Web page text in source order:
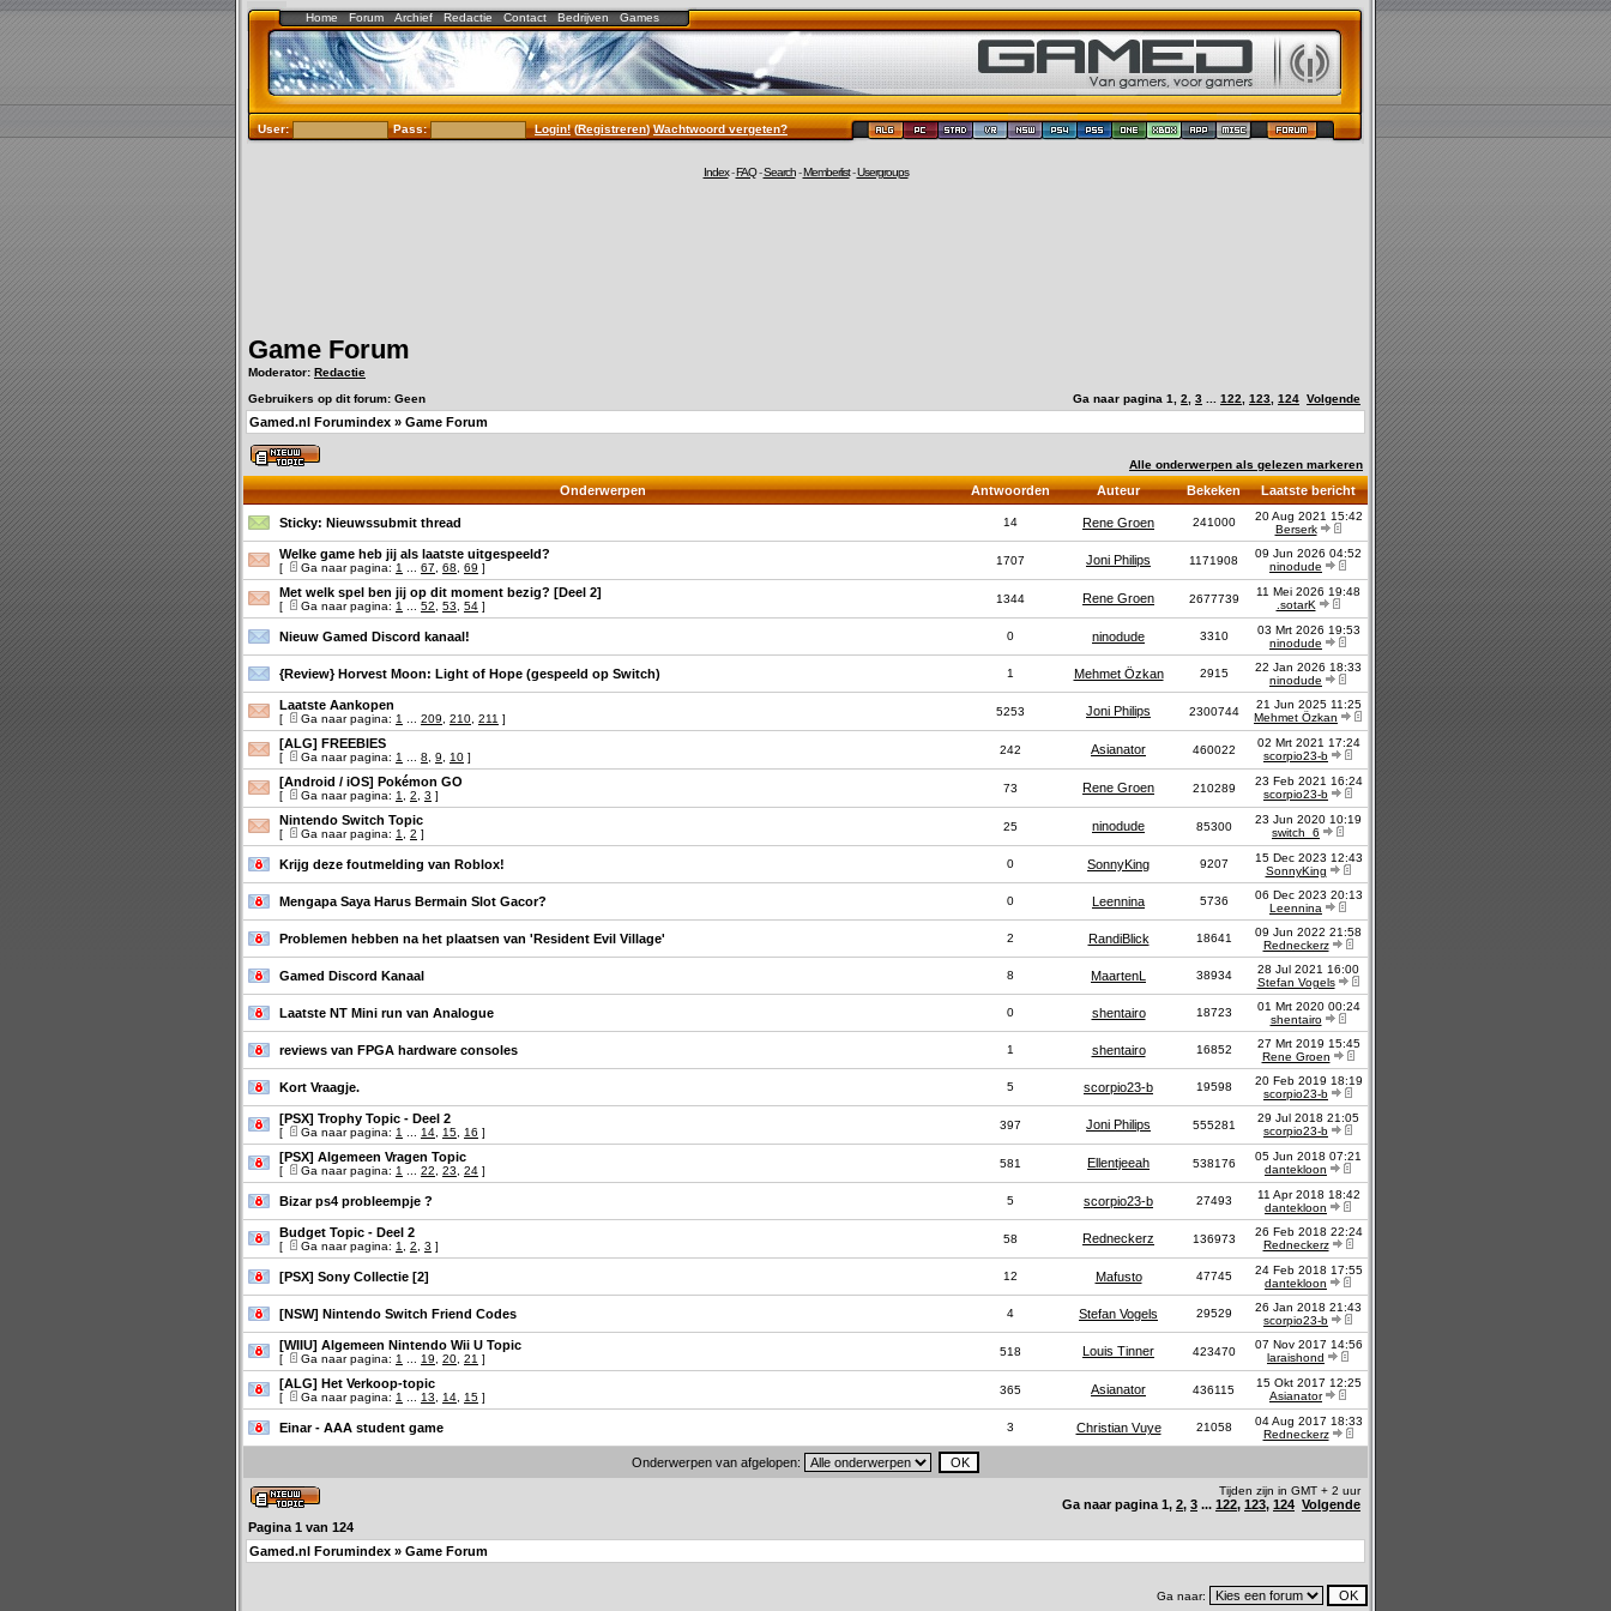
Home Forum Archief Redactie Contact Bedrijven Games
User: Pass: Login!(Registreren)Wachtwoord vergeten?
Index-FAQ-Search-Memberlist-Usergroups
Game Forum
Moderator: Redactie
Gebruikers op dit forum: Geen
Ga naar pagina 1 2 3 122 123 124 Volgende
Gamed.nl Forumindex » Game Forum
Alle onderwerpen als gelezen markeren
Onderwerpen Antwoorden Auteur Bekeken Laatste bericht
Sticky: Nieuwssubmit thread 14 Rene Groen 241000
20 Aug 2021 15:42
Berserk
Welke game heb jij als laatste uitgespeeld?
[ Ga naar pagina: 1 67 68 69 ]
1707 Joni Philips 1171908
09 Jun 2026 04:52
ninodude
Met welk spel ben jij op dit moment bezig? [Deel 2]
[ Ga naar pagina: 1 52 53 54 ]
1344 Rene Groen 2677739
11 Mei 2026 19:48
.sotarK
Nieuw Gamed Discord kanaal! 0 ninodude 3310
03 Mrt 2026 19:53
ninodude
{Review} Horvest Moon: Light of Hope (gespeeld op Switch) 1 Mehmet Özkan 2915
22 Jan 2026 18:33
ninodude
Laatste Aankopen
[ Ga naar pagina: 1 209 210 211 ]
5253 Joni Philips 2300744
21 Jun 2025 11:25
Mehmet Özkan
[ALG] FREEBIES
[ Ga naar pagina: 1 8 9 10 ]
242 Asianator 460022
02 Mrt 2021 17:24
scorpio23-b
[Android / iOS] Pokémon GO
[ Ga naar pagina: 1 2 3 ]
73 Rene Groen 210289
23 Feb 2021 16:24
scorpio23-b
Nintendo Switch Topic
[ Ga naar pagina: 1 2 ]
25 ninodude 85300
23 Jun 2020 10:19
switch_6
Krijg deze foutmelding van Roblox! 0 SonnyKing 9207
15 Dec 2023 12:43
SonnyKing
Mengapa Saya Harus Bermain Slot Gacor? 0 Leennina 5736
06 Dec 2023 20:13
Leennina
Problemen hebben na het plaatsen van 'Resident Evil Village' 2 RandiBlick 18641
09 Jun 2022 21:58
Redneckerz
Gamed Discord Kanaal 8 MaartenL 38934
28 Jul 2021 16:00
Stefan Vogels
Laatste NT Mini run van Analogue 0 shentairo 18723
01 Mrt 2020 00:24
shentairo
reviews van FPGA hardware consoles 1 shentairo 16852
27 Mrt 2019 15:45
Rene Groen
Kort Vraagje. 5 scorpio23-b 19598
20 Feb 2019 18:19
scorpio23-b
[PSX] Trophy Topic - Deel 2
[ Ga naar pagina: 1 14 15 16 ]
397 Joni Philips 555281
29 Jul 2018 21:05
scorpio23-b
[PSX] Algemeen Vragen Topic
[ Ga naar pagina: 1 22 23 24 ]
581 Ellentjeeah 538176
05 Jun 2018 07:21
dantekloon
Bizar ps4 probleempje ? 5 scorpio23-b 27493
11 Apr 2018 18:42
dantekloon
Budget Topic - Deel 2
[ Ga naar pagina: 1 2 3 ]
58 Redneckerz 136973
26 Feb 2018 22:24
Redneckerz
[PSX] Sony Collectie [2] 12 Mafusto 47745
24 Feb 2018 17:55
dantekloon
[NSW] Nintendo Switch Friend Codes 4 Stefan Vogels 29529
26 Jan 2018 21:43
scorpio23-b
[WIIU] Algemeen Nintendo Wii U Topic
[ Ga naar pagina: 1 19 20 21 ]
518 Louis Tinner 423470
07 Nov 2017 14:56
laraishond
[ALG] Het Verkoop-topic
[ Ga naar pagina: 1 13 14 15 ]
365 Asianator 436115
15 Okt 2017 12:25
Asianator
Einar - AAA student game 3 Christian Vuye 21058
04 Aug 2017 18:33
Redneckerz
Onderwerpen van afgelopen:
Tijden zijn in GMT + 2 uur
Ga naar pagina 1, 2, 3 ... 122, 123, 124 Volgende
Pagina 1 van 124
Gamed.nl Forumindex » Game Forum
Ga naar: